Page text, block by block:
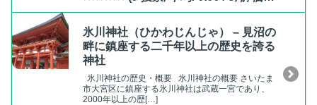
氷川神社（ひかわじんじゃ） – 見沼の
畔に鎮座する二千年以上の歴史を誇る
神社
氷川神社の歴史・概要 氷川神社の概要 さいたま
市大宮区に鎮座する氷川神社は武蔵一宮であり、
2000年以上の歴[…]